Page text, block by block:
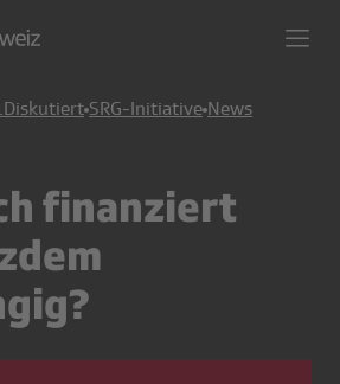
SRG-Initiative News
finanziert